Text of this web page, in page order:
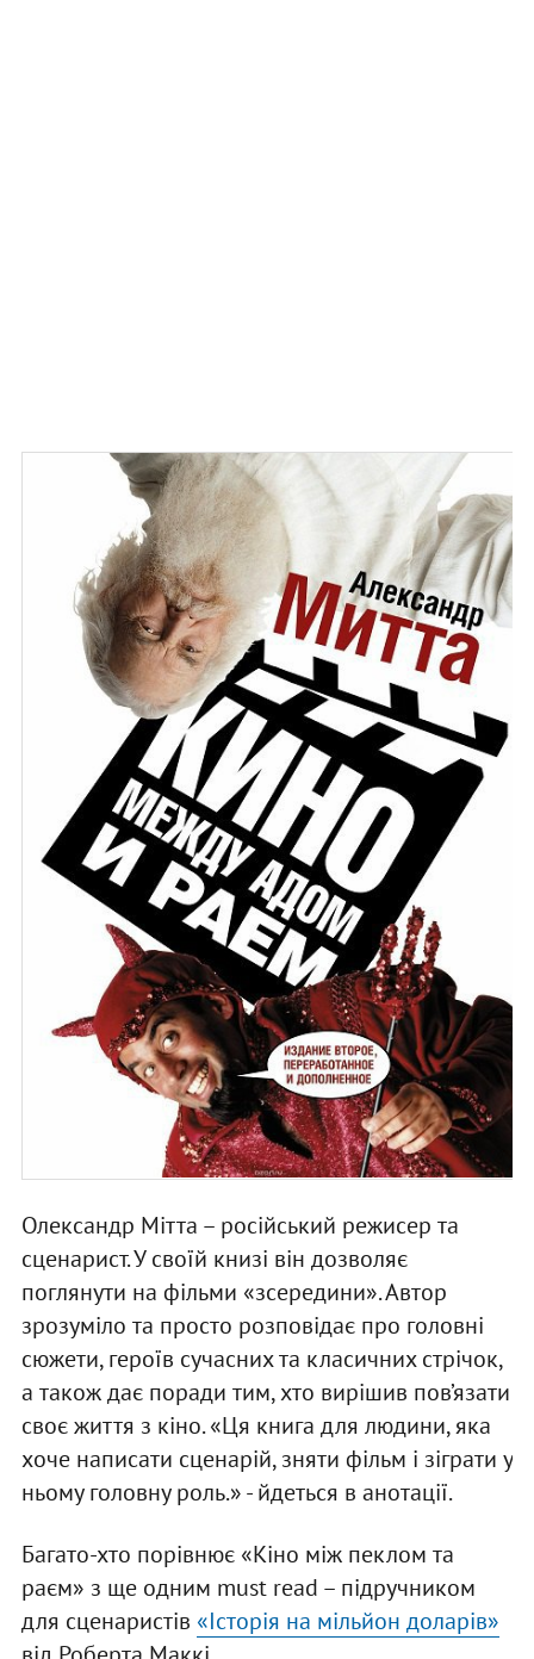
Олександр Мітта – російський режисер та
сценарист. У своїй книзі він дозволяє
поглянути на фільми «зсередини». Автор
зрозуміло та просто розповідає про головні
сюжети, героїв сучасних та класичних стрічок,
а також дає поради тим, хто вирішив пов’язати
своє життя з кіно. «Ця книга для людини, яка
хоче написати сценарій, зняти фільм і зіграти у
ньому головну роль.» - йдеться в анотації.
Багато-хто порівнює «Кіно між пеклом та
раєм» з ще одним must read – підручником
для сценаристів «Історія на мільйон доларів»